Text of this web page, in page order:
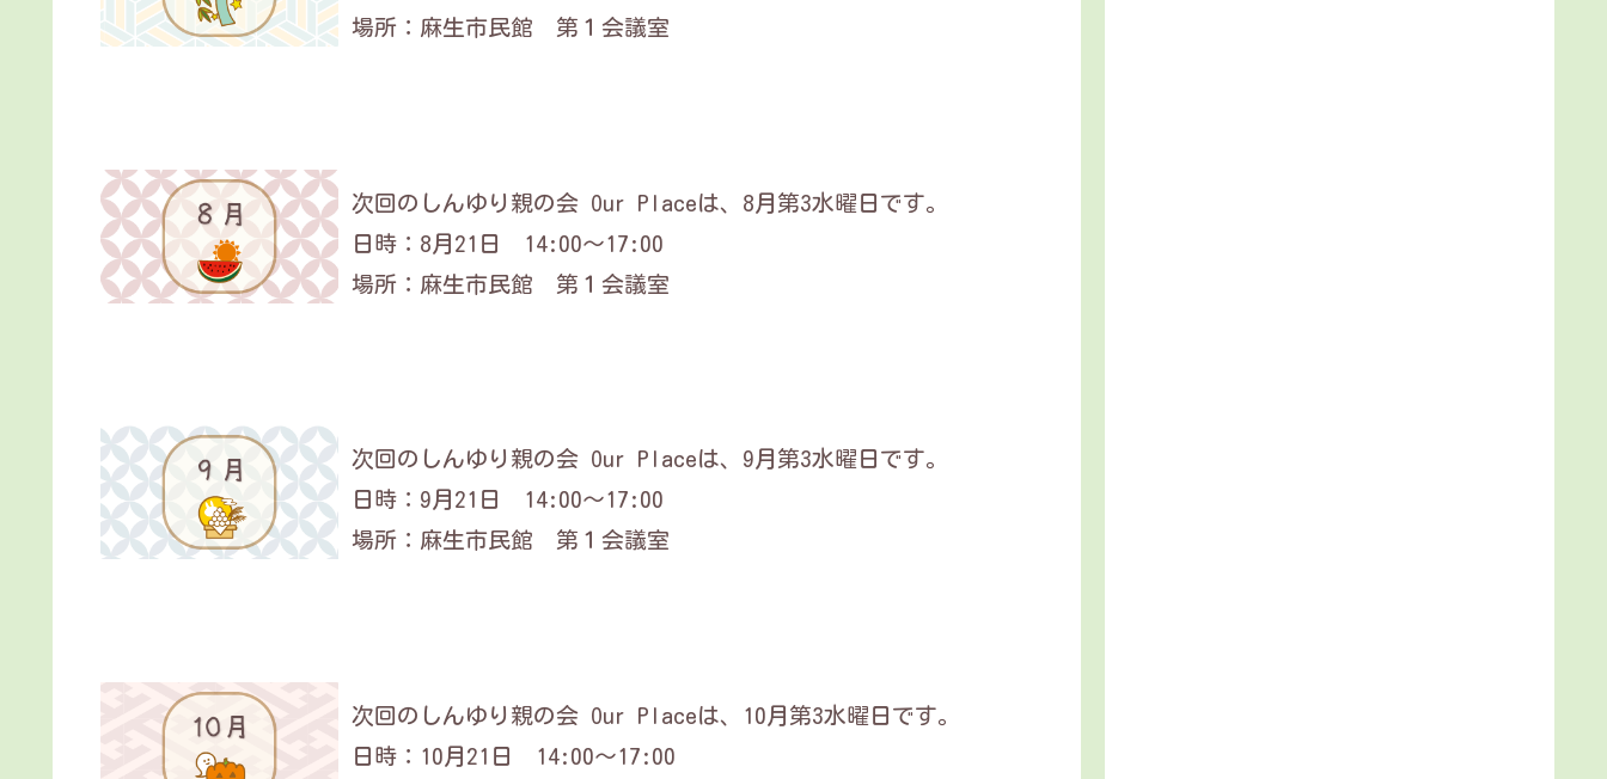
場所：麻生市民館 第１会議室
次回のしんゆり親の会 Our Placeは、8月第3水曜日です。
日時：8月21日 14:00～17:00
場所：麻生市民館 第１会議室
次回のしんゆり親の会 Our Placeは、9月第3水曜日です。
日時：9月21日 14:00～17:00
場所：麻生市民館 第１会議室
次回のしんゆり親の会 Our Placeは、10月第3水曜日です。
日時：10月21日 14:00～17:00